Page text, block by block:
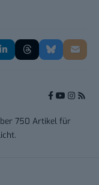
750 Artikel für